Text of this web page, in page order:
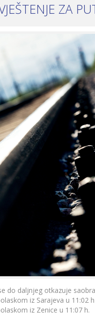
ZA
do daljnjeg otkazuje
iz Sarajeva u 11:02
iz Zenice u 11:07 h.